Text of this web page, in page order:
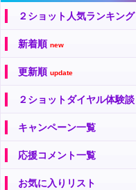
２ショット人気ランキング
新着順 new
更新順 update
２ショットダイヤル体験談
キャンペーン一覧
応援コメント一覧
お気に入りリスト